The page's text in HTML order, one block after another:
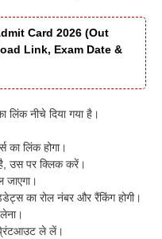
Card 2026 (Out
Link, Exam Date &
लिंक नीचे दिया गया है।
लिंक होगा।
उस पर क्लिक करें।
जाएगा।
का रोल नंबर और रैंकिंग होगी।
ले लें।